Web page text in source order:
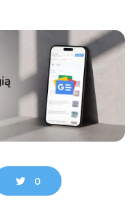
0